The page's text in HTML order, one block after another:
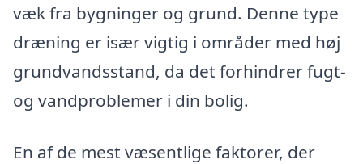
væk fra bygninger og grund. Denne type
dræning er især vigtig i områder med høj
grundvandsstand, da det forhindrer fugt-
og vandproblemer i din bolig.
En af de mest væsentlige faktorer, der